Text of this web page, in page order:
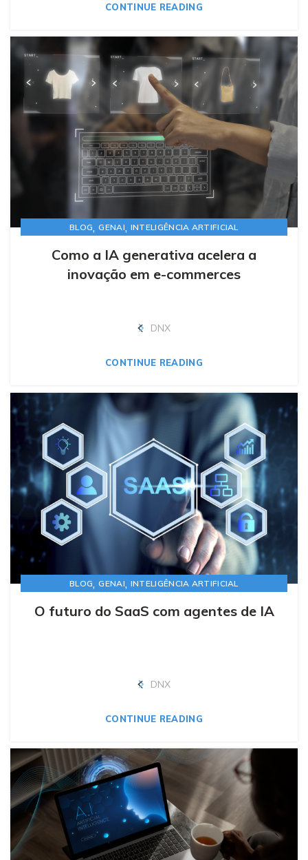
CONTINUE READING
BLOG,GENAI, INTELIGÊNCIA ARTIFICIAL
Como a IA generativa acelera a
inovação em e-commerces
DNX
CONTINUE READING
BLOG,GENAI, INTELIGÊNCIA ARTIFICIAL
O futuro do SaaS com agentes de IA
DNX
CONTINUE READING